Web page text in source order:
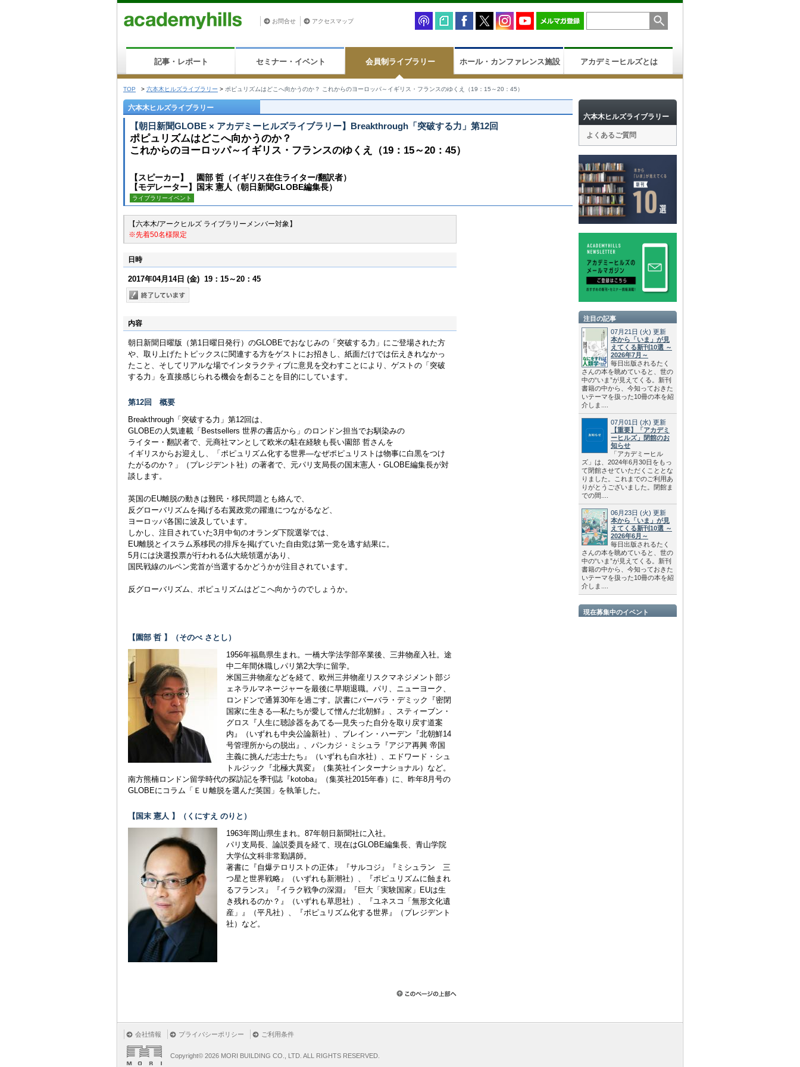
お問合せ アクセスマップ
記事・レポート セミナー・イベント 会員制ライブラリー ホール・カンファレンス施設 アカデミーヒルズとは
TOP > 六本木ヒルズライブラリー > ポピュリズムはどこへ向かうのか？ これからのヨーロッパ～イギリス・フランスのゆくえ（19：15～20：45）
六本木ヒルズライブラリー
【朝日新聞GLOBE × アカデミーヒルズライブラリー】Breakthrough「突破する力」第12回
ポピュリズムはどこへ向かうのか？
これからのヨーロッパ～イギリス・フランスのゆくえ（19：15～20：45）
【スピーカー】 園部 哲（イギリス在住ライター/翻訳者）
【モデレーター】国末 憲人（朝日新聞GLOBE編集長）
ライブラリーイベント
【六本木/アークヒルズ ライブラリーメンバー対象】
※先着50名様限定
日時
2017年04月14日 (金) 19：15～20：45
内容
朝日新聞日曜版（第1日曜日発行）のGLOBEでおなじみの「突破する力」にご登場された方
や、取り上げたトピックスに関連する方をゲストにお招きし、紙面だけでは伝えきれなかっ
たこと、そしてリアルな場でインタラクティブに意見を交わすことにより、ゲストの「突破
する力」を直接感じられる機会を創ることを目的にしています。
第12回 概要
Breakthrough「突破する力」第12回は、
GLOBEの人気連載「Bestsellers 世界の書店から」のロンドン担当でお馴染みの
ライター・翻訳者で、元商社マンとして欧米の駐在経験も長い園部 哲さんを
イギリスからお迎えし、「ポピュリズム化する世界—なぜポピュリストは物事に白黒をつけ
たがるのか？」（プレジデント社）の著者で、元パリ支局長の国末憲人・GLOBE編集長が対
談します。
英国のEU離脱の動きは難民・移民問題とも絡んで、
反グローバリズムを掲げる右翼政党の躍進につながるなど、
ヨーロッパ各国に波及しています。
しかし、注目されていた3月中旬のオランダ下院選挙では、
EU離脱とイスラム系移民の排斥を掲げていた自由党は第一党を逃す結果に。
5月には決選投票が行われる仏大統領選があり、
国民戦線のルペン党首が当選するかどうかが注目されています。
反グローバリズム、ポピュリズムはどこへ向かうのでしょうか。
【園部 哲 】（そのべ さとし）
1956年福島県生まれ。一橋大学法学部卒業後、三井物産入社。途
中二年間休職しパリ第2大学に留学。
米国三井物産などを経て、欧州三井物産リスクマネジメント部ジ
ェネラルマネージャーを最後に早期退職。パリ、ニューヨーク、
ロンドンで通算30年を過ごす。訳書にバーバラ・デミック『密閉
国家に生きる—私たちが愛して憎んだ北朝鮮』、スティーブン・
グロス『人生に聴診器をあてる—見失った自分を取り戻す道案
内』（いずれも中央公論新社）、ブレイン・ハーデン『北朝鮮14
号管理所からの脱出』、パンカジ・ミシュラ『アジア再興 帝国
主義に挑んだ志士たち』（いずれも白水社）、エドワード・シュ
トルジック『北極大異変』（集英社インターナショナル）など。
南方熊楠ロンドン留学時代の探訪記を季刊誌『kotoba』（集英社2015年春）に、昨年8月号の
GLOBEにコラム「ＥＵ離脱を選んだ英国」を執筆した。
【国末 憲人 】（くにすえ のりと）
1963年岡山県生まれ。87年朝日新聞社に入社。
パリ支局長、論説委員を経て、現在はGLOBE編集長、青山学院
大学仏文科非常勤講師。
著書に『自爆テロリストの正体』『サルコジ』『ミシュラン 三
つ星と世界戦略』（いずれも新潮社）、『ポピュリズムに蝕まれ
るフランス』『イラク戦争の深淵』『巨大「実験国家」EUは生
き残れるのか？』（いずれも草思社）、『ユネスコ「無形文化遺
産」』（平凡社）、『ポピュリズム化する世界』（プレジデント
社）など。
六本木ヒルズライブラリー
よくあるご質問
注目の記事
07月21日 (火) 更新
本から「いま」が見
えてくる新刊10選 ～
2026年7月～
毎日出版されるたく
さんの本を眺めていると、世の
中の“いま”が見えてくる。新刊
書籍の中から、今知っておきた
いテーマを扱った10冊の本を紹
介しま....
07月01日 (水) 更新
【重要】「アカデミ
ーヒルズ」閉館のお
知らせ
「アカデミーヒル
ズ」は、2024年6月30日をもっ
て閉館させていただくこととな
りました。これまでのご利用あ
りがとうございました。閉館ま
での間....
06月23日 (火) 更新
本から「いま」が見
えてくる新刊10選 ～
2026年6月～
毎日出版されるたく
さんの本を眺めていると、世の
中の“いま”が見えてくる。新刊
書籍の中から、今知っておきた
いテーマを扱った10冊の本を紹
介しま....
現在募集中のイベント
会社情報 プライバシーポリシー ご利用条件
Copyright© 2026 MORI BUILDING CO., LTD. ALL RIGHTS RESERVED.